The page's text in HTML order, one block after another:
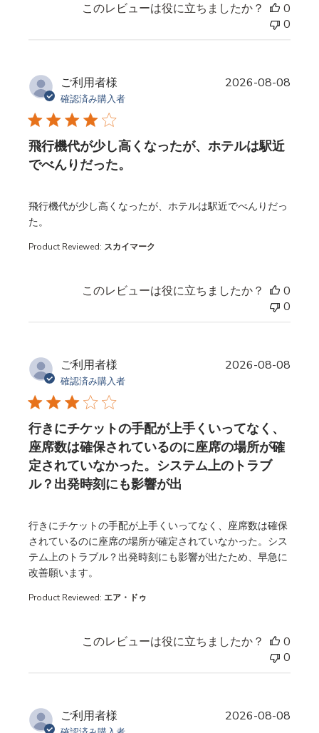
このレビューは役に立ちましたか？
0
0
ご利用者様
確認済み購入者
飛行機代が少し高くなったが、ホテルは駅近
でべんりだった。
飛行機代が少し高くなったが、ホテルは駅近でべんりだっ
た。
read more about review content
Product Reviewed: スカイマーク
2026-08-08
このレビューは役に立ちましたか？
0
0
ご利用者様
確認済み購入者
行きにチケットの手配が上手くいってなく、
座席数は確保されているのに座席の場所が確
定されていなかった。システム上のトラブ
ル？出発時刻にも影響が出
行きにチケットの手配が上手くいってなく、座席数は確保
されているのに座席の場所が確定されていなかった。シス
テム上のトラブル？出発時刻にも影響が出たため、早急に
改善願います。
read more about review content
Product Reviewed: エア・ドゥ
2026-08-08
このレビューは役に立ちましたか？
0
0
ご利用者様 2026-08-08